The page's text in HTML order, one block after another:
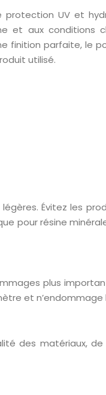
protection UV et
aux conditions
finition parfaite, le
utilisé.
Évitez les
pour résine
plus
et
des matériaux, de